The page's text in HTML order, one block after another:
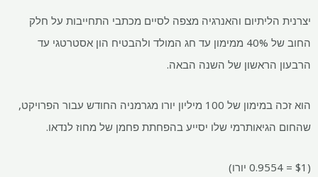
והאנרגיה מצפה לסיים מכתבי התחייבות על חלק
החוב של 40% ממימון עד חג המולד ולהבטיח הון אסטרטגי עד
הראשון של השנה הבאה.
הוא זכה במימון של 100 מיליון יורו מגרמניה החודש עבור הפרויקט,
שלו יסייע בהפחתת פחמן של מחוז לנדאו.